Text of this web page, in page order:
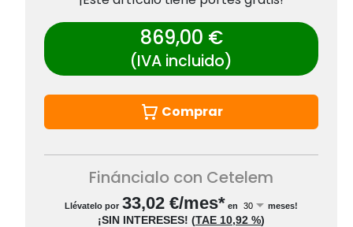
869,00 €
(IVA incluido)
Comprar
Fináncialo con Cetelem
Llévatelo por 33,02 €/mes* en meses!
¡SIN INTERESES! (TAE 10,92 %)